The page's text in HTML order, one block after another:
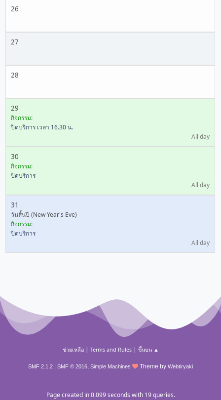
26
27
28
29
กิจกรรม:
ปิดบริการ เวลา 16.30 น.
All day
30
กิจกรรม:
ปิดบริการ
All day
31
วันสิ้นปี (New Year's Eve)
กิจกรรม:
ปิดบริการ
All day
ช่วยเหลือ| Terms and Rules| ขึ้นบน ▲
SMF 2.1.2 SMF © 2016, Simple Machines Theme by Webtiryaki
Page created in 0.099 seconds with 19 queries.